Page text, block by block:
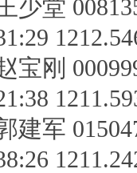
少堂
宝刚
建军